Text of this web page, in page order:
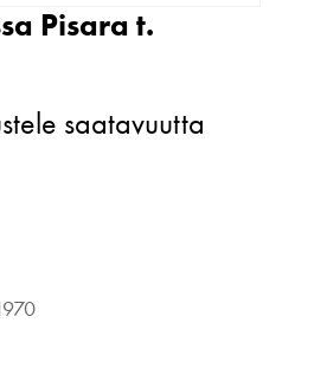
Pisara t.
saatavuutta